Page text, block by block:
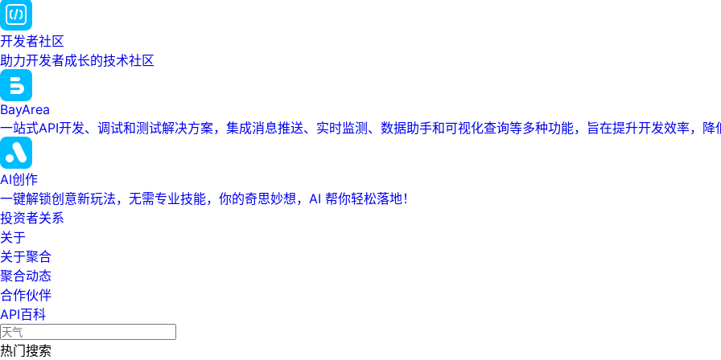
开发者社区
助力开发者成长的技术社区
BayArea
一站式API开发、调试和测试解决方案，集成消息推送、实时监测、数据助手和可视化查询等多种功能，旨在提升开发效率，降
AI创作
一键解锁创意新玩法，无需专业技能，你的奇思妙想，AI 帮你轻松落地！
投资者关系
关于
关于聚合
聚合动态
合作伙伴
API百科
热门搜索